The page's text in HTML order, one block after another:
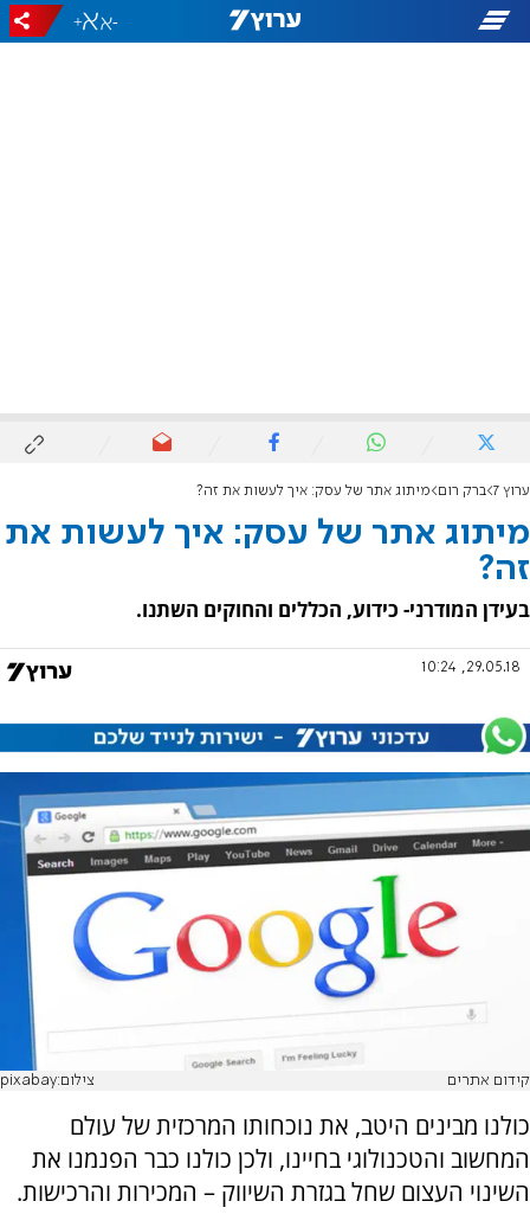
-
+
ערוץ 7 ברק רום מיתוג אתר של עסק: איך לעשות את זה?
מיתוג אתר של עסק: איך לעשות את
זה?
בעידן המודרני- כידוע, הכללים והחוקים השתנו.
29.05.18, 10:24
קידום אתרים צילום:pixabay
כולנו מבינים היטב, את נוכחותו המרכזית של עולם
המחשוב והטכנולוגי בחיינו, ולכן כולנו כבר הפנמנו את
השינוי העצום שחל בגזרת השיווק – המכירות והרכישות.